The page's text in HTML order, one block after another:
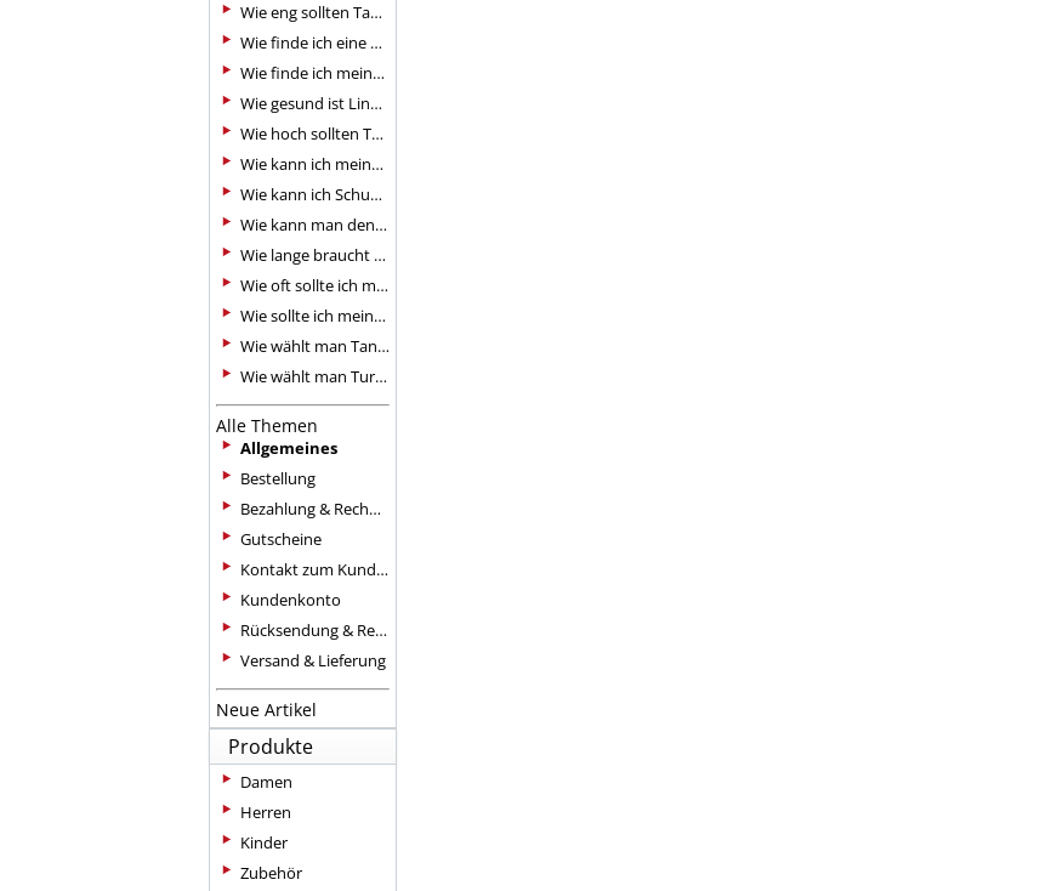
Wie eng sollten Tanzschuhe sitzen?
Wie finde ich eine Tanzpartnerin?
Wie finde ich meine Tanzschuhgröße heraus?
Wie gesund ist Line Dance?
Wie hoch sollten Tanzschuhe sein?
Wie kann ich meine Bestellung ändern oder stornieren?
Wie kann ich Schuhe aufrauen, um sie rutschfester zu machen?
Wie kann man denn die Länge der Riemchen am besten kürzen?
Wie lange braucht man, um Line Dance zu lernen?
Wie oft sollte ich meine Tanzschuhe wechseln?
Wie sollte ich meine Haare für den Tanzunterricht tragen?
Wie wählt man Tanzsneaker aus?
Wie wählt man Turnschuhe zum Tanzen aus?
Alle Themen
Allgemeines
Bestellung
Bezahlung & Rechnung
Gutscheine
Kontakt zum Kundenservice
Kundenkonto
Rücksendung & Reklamation
Versand & Lieferung
Neue Artikel
Produkte
Damen
Herren
Kinder
Zubehör